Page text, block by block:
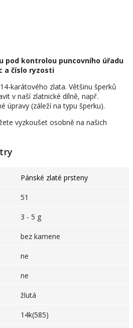
pod kontrolou puncovního úřadu
a číslo ryzosti
karátového zlata. Většinu šperků
v naší zlatnické dílně, např.
úpravy (záleží na typu šperku).
vyzkoušet osobně na našich
Pánské zlaté prsteny
51
3 - 5 g
bez kamene
ne
ne
žlutá
14k(585)